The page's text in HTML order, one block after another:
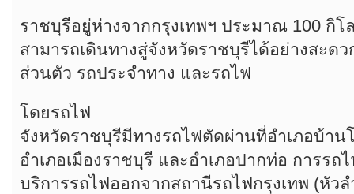
ราชบุรีอยู่ห่างจากกรุงเทพฯ ประมาณ 100 กิโ
สามารถเดินทางสู่จังหวัดราชบุรีได้อย่างสะด
ส่วนตัว รถประจำทาง และรถไฟ
โดยรถไฟ
จังหวัดราชบุรีมีทางรถไฟตัดผ่านที่อำเภอบ้าน
อำเภอเมืองราชบุรี และอำเภอปากท่อ การรถ
บริการรถไฟออกจากสถานีรถไฟกรุงเทพ (หัว